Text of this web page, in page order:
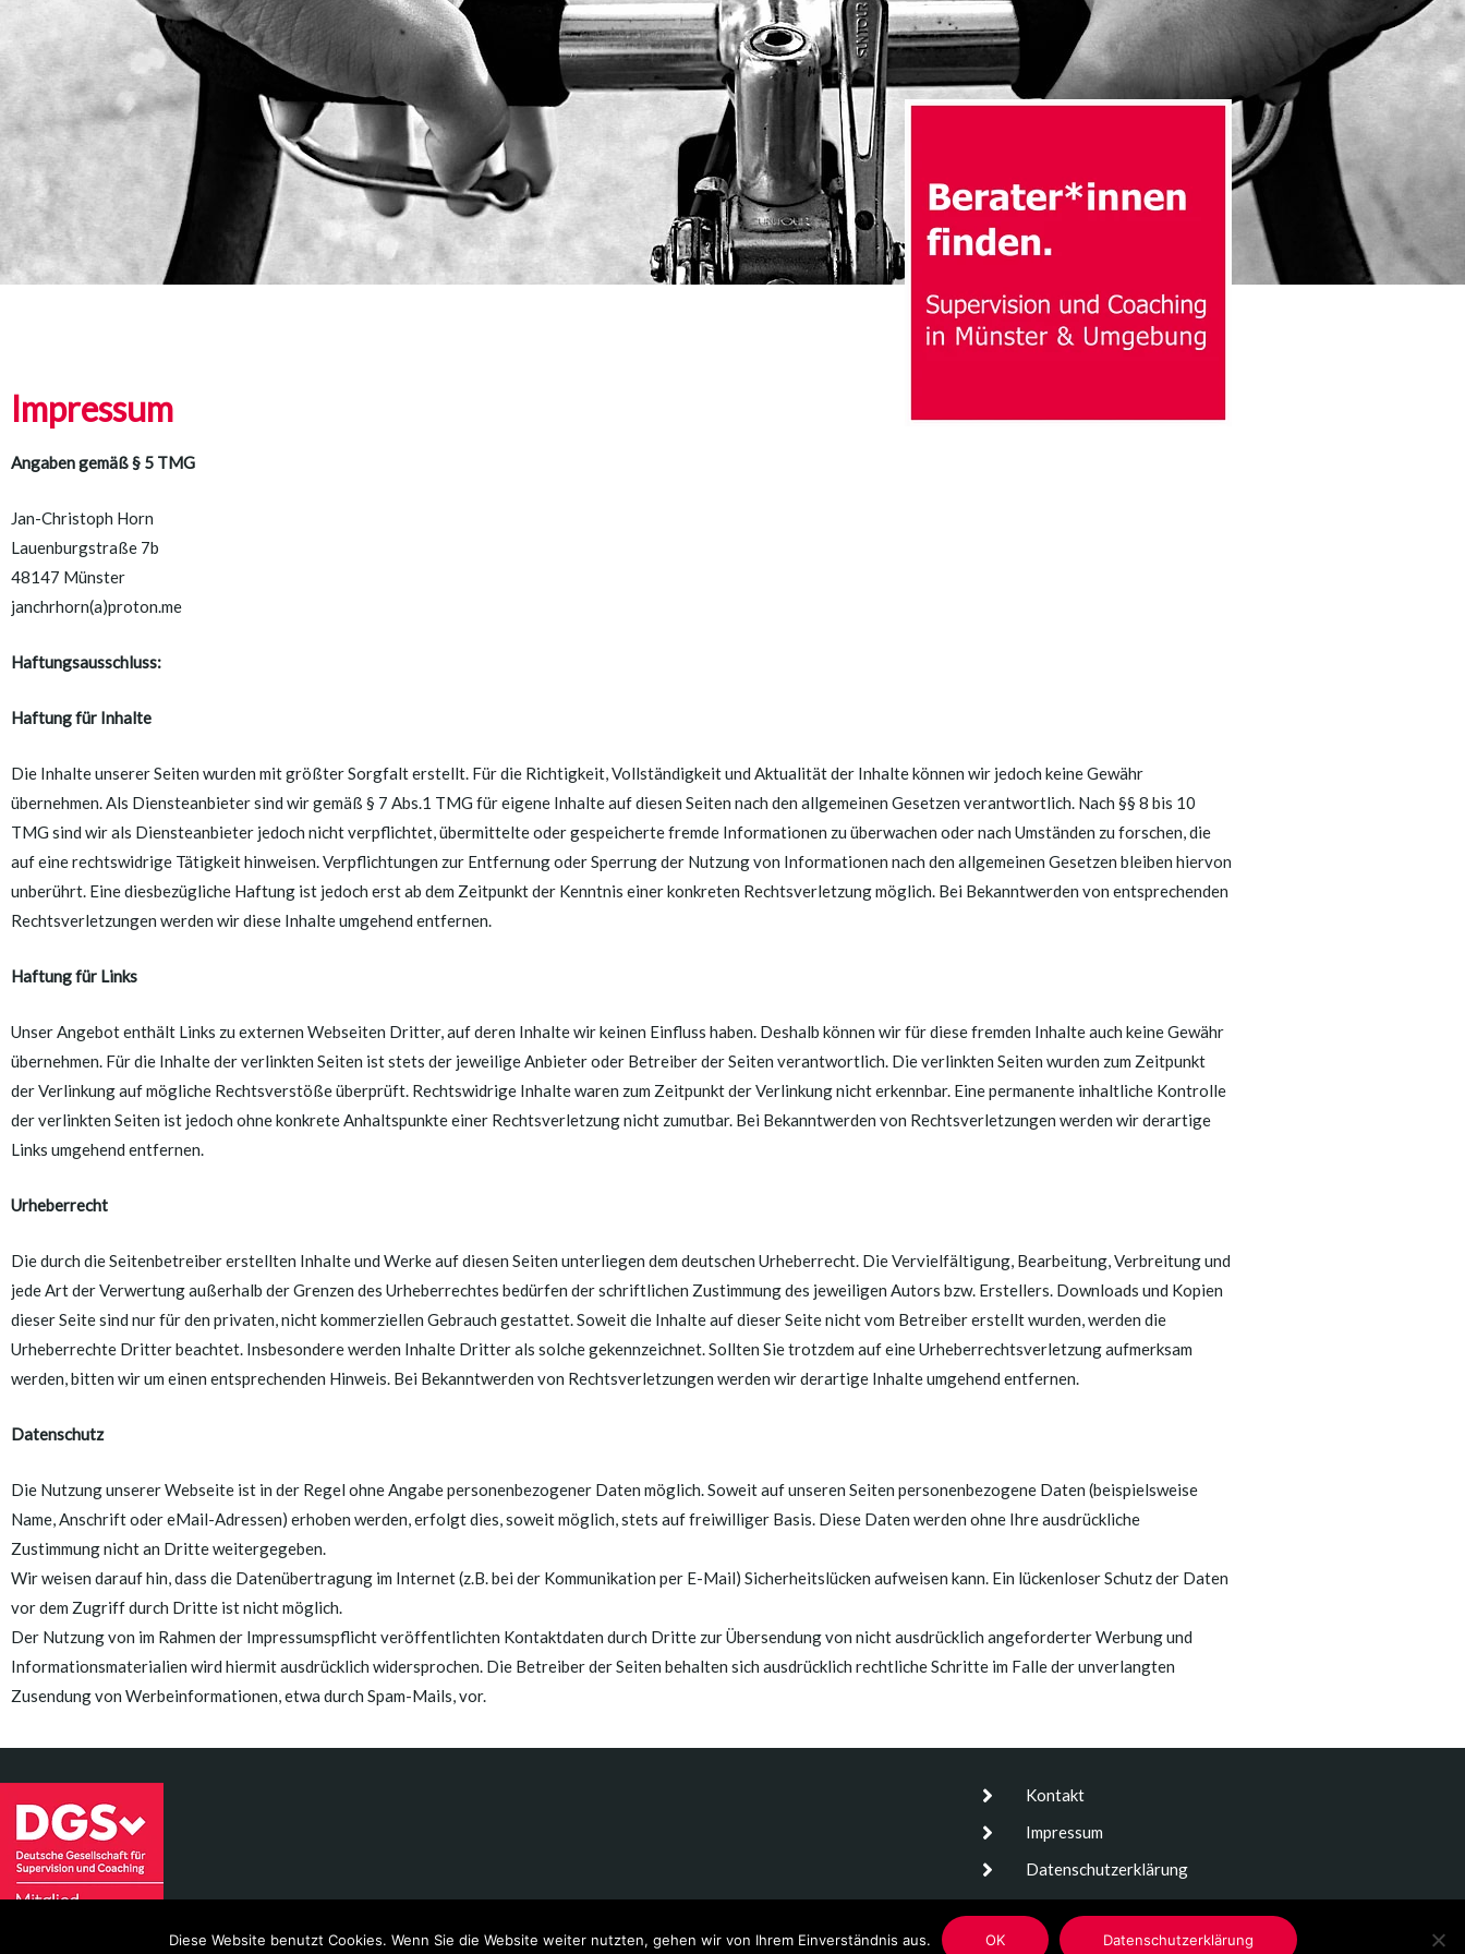
Impressum
Angaben gemäß § 5 TMG
Jan-Christoph Horn
Lauenburgstraße 7b
48147 Münster
janchrhorn(a)proton.me
Haftungsausschluss:
Haftung für Inhalte
Die Inhalte unserer Seiten wurden mit größter Sorgfalt erstellt. Für die Richtigkeit, Vollständigkeit und Aktualität der Inhalte können wir jedoch keine Gewähr
übernehmen. Als Diensteanbieter sind wir gemäß § 7 Abs.1 TMG für eigene Inhalte auf diesen Seiten nach den allgemeinen Gesetzen verantwortlich. Nach §§ 8 bis 10
TMG sind wir als Diensteanbieter jedoch nicht verpflichtet, übermittelte oder gespeicherte fremde Informationen zu überwachen oder nach Umständen zu forschen, die
auf eine rechtswidrige Tätigkeit hinweisen. Verpflichtungen zur Entfernung oder Sperrung der Nutzung von Informationen nach den allgemeinen Gesetzen bleiben hiervon
unberührt. Eine diesbezügliche Haftung ist jedoch erst ab dem Zeitpunkt der Kenntnis einer konkreten Rechtsverletzung möglich. Bei Bekanntwerden von entsprechenden
Rechtsverletzungen werden wir diese Inhalte umgehend entfernen.
Haftung für Links
Unser Angebot enthält Links zu externen Webseiten Dritter, auf deren Inhalte wir keinen Einfluss haben. Deshalb können wir für diese fremden Inhalte auch keine Gewähr
übernehmen. Für die Inhalte der verlinkten Seiten ist stets der jeweilige Anbieter oder Betreiber der Seiten verantwortlich. Die verlinkten Seiten wurden zum Zeitpunkt
der Verlinkung auf mögliche Rechtsverstöße überprüft. Rechtswidrige Inhalte waren zum Zeitpunkt der Verlinkung nicht erkennbar. Eine permanente inhaltliche Kontrolle
der verlinkten Seiten ist jedoch ohne konkrete Anhaltspunkte einer Rechtsverletzung nicht zumutbar. Bei Bekanntwerden von Rechtsverletzungen werden wir derartige
Links umgehend entfernen.
Urheberrecht
Die durch die Seitenbetreiber erstellten Inhalte und Werke auf diesen Seiten unterliegen dem deutschen Urheberrecht. Die Vervielfältigung, Bearbeitung, Verbreitung und
jede Art der Verwertung außerhalb der Grenzen des Urheberrechtes bedürfen der schriftlichen Zustimmung des jeweiligen Autors bzw. Erstellers. Downloads und Kopien
dieser Seite sind nur für den privaten, nicht kommerziellen Gebrauch gestattet. Soweit die Inhalte auf dieser Seite nicht vom Betreiber erstellt wurden, werden die
Urheberrechte Dritter beachtet. Insbesondere werden Inhalte Dritter als solche gekennzeichnet. Sollten Sie trotzdem auf eine Urheberrechtsverletzung aufmerksam
werden, bitten wir um einen entsprechenden Hinweis. Bei Bekanntwerden von Rechtsverletzungen werden wir derartige Inhalte umgehend entfernen.
Datenschutz
Die Nutzung unserer Webseite ist in der Regel ohne Angabe personenbezogener Daten möglich. Soweit auf unseren Seiten personenbezogene Daten (beispielsweise
Name, Anschrift oder eMail-Adressen) erhoben werden, erfolgt dies, soweit möglich, stets auf freiwilliger Basis. Diese Daten werden ohne Ihre ausdrückliche
Zustimmung nicht an Dritte weitergegeben.
Wir weisen darauf hin, dass die Datenübertragung im Internet (z.B. bei der Kommunikation per E-Mail) Sicherheitslücken aufweisen kann. Ein lückenloser Schutz der Daten
vor dem Zugriff durch Dritte ist nicht möglich.
Der Nutzung von im Rahmen der Impressumspflicht veröffentlichten Kontaktdaten durch Dritte zur Übersendung von nicht ausdrücklich angeforderter Werbung und
Informationsmaterialien wird hiermit ausdrücklich widersprochen. Die Betreiber der Seiten behalten sich ausdrücklich rechtliche Schritte im Falle der unverlangten
Zusendung von Werbeinformationen, etwa durch Spam-Mails, vor.
Kontakt
Impressum
Datenschutzerklärung
Copyright 2026 © Supervision und
Coaching in Münster und Umgebung
Diese Website benutzt Cookies. Wenn Sie die Website weiter nutzten, gehen wir von Ihrem Einverständnis aus. OK Datenschutzerklärung